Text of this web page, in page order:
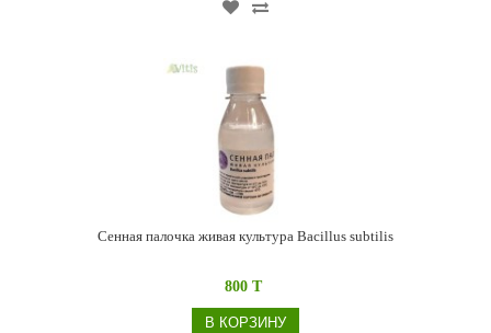
Сенная палочка живая культура Bacillus subtilis
800 T
В КОРЗИНУ